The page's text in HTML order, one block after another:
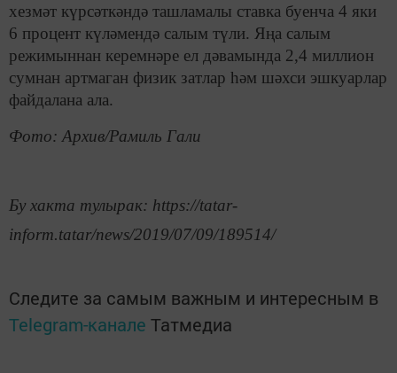
хезмәт күрсәткәндә ташламалы ставка буенча 4 яки
6 процент күләмендә салым түли. Яңа салым
режимыннан керемнәре ел дәвамында 2,4 миллион
сумнан артмаган физик затлар һәм шәхси эшкуарлар
файдалана ала.
Фото: Архив/Рамиль Гали
Бу хакта тулырак: https://tatar-
inform.tatar/news/2019/07/09/189514/
Следите за самым важным и интересным в
Telegram-канале Татмедиа